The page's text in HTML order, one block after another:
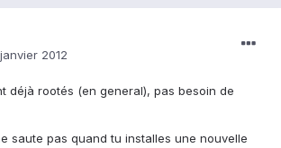
2012
déjà rootés (en general), pas besoin de
saute pas quand tu installes une nouvelle